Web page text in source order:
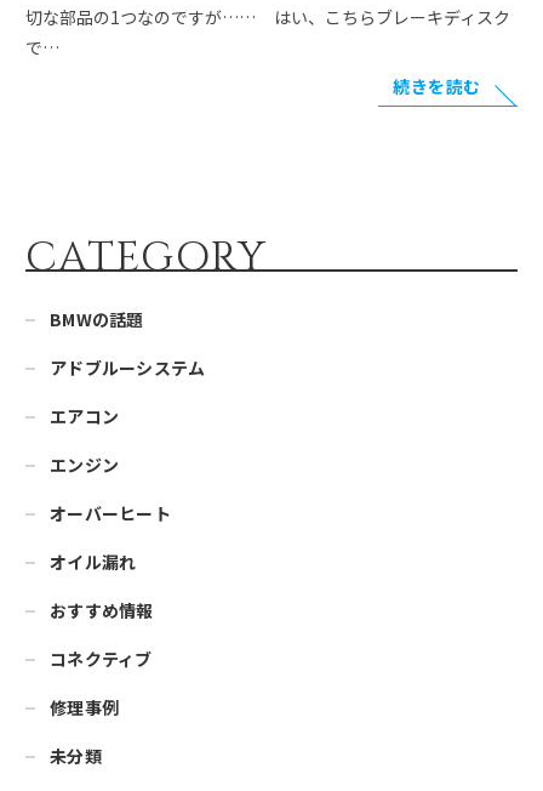
切な部品の1つなのですが…… ㅤ ㅤ ㅤ ㅤ はい、こちらブレーキディスク
で…
続きを読む
CATEGORY
BMWの話題
アドブルーシステム
エアコン
エンジン
オーバーヒート
オイル漏れ
おすすめ情報
コネクティブ
修理事例
未分類